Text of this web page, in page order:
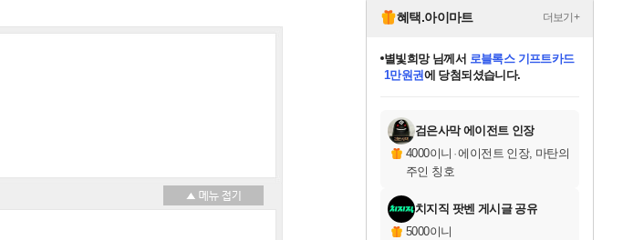
혜택.아이마트 더보기+
교환.
당첨되셨습니다.
당첨되셨습니다.
당첨되셨습니다.
별빛희망님께서 로블록스 기프트카드
1만원권에 당첨되셨습니다.
당첨되셨습니다.
당첨되셨습니다.
당첨되셨습니다.
당첨되셨습니다.
에디션 (스팀코드)를 교환.
당첨되셨습니다.
검은사막 에이전트 인장
4000이니 ·에이전트 인장, 마탄의
주인 칭호
치지직 팟벤 게시글 공유
5000이니